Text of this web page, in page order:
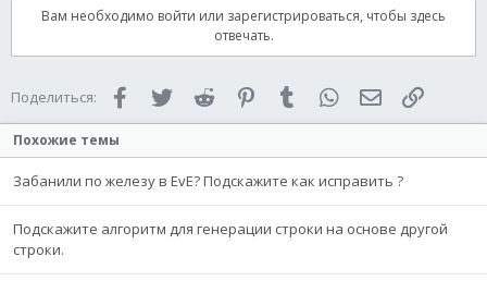
Вам необходимо войти или зарегистрироваться, чтобы здесь
отвечать.
Поделиться: FacebookTwitter Reddit PinterestTumblr WhatsAppЭлектронная
Похожие темы
Забанили по железу в EvE? Подскажите как исправить ?
Подскажите алгоритм для генерации строки на основе другой
строки.